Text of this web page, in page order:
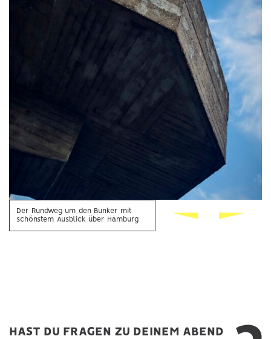
Der Rundweg um den Bunker mit
schönstem Ausblick über Hamburg
HAST DU FRAGEN ZU DEINEM ABEND